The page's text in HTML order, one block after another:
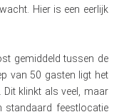
Hier is een eerlijk
gemiddeld tussen de
van 50 gasten ligt het
klinkt als veel, maar
standaard feestlocatie